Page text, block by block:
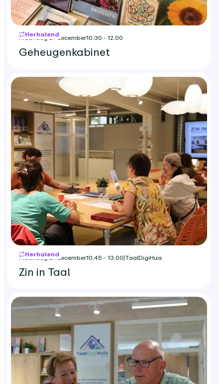
Herhalend
maandag 21 december10.30 - 12.00
Geheugenkabinet
Herhalend
maandag 21 december10.45 - 13.00|TaalDigiHuis
Zin in Taal